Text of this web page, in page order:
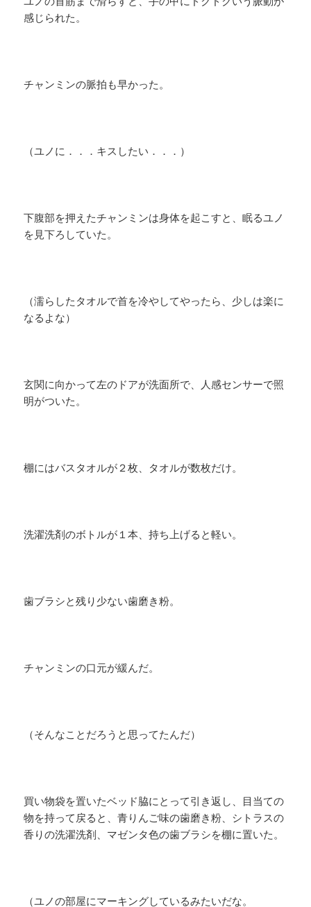
感じられた。
チャンミンの脈拍も早かった。
（ユノに．．．キスしたい．．．）
下腹部を押えたチャンミンは身体を起こすと、眠るユノ
を見下ろしていた。
（濡らしたタオルで首を冷やしてやったら、少しは楽に
なるよな）
玄関に向かって左のドアが洗面所で、人感センサーで照
明がついた。
棚にはバスタオルが２枚、タオルが数枚だけ。
洗濯洗剤のボトルが１本、持ち上げると軽い。
歯ブラシと残り少ない歯磨き粉。
チャンミンの口元が緩んだ。
（そんなことだろうと思ってたんだ）
買い物袋を置いたベッド脇にとって引き返し、目当ての
物を持って戻ると、青りんご味の歯磨き粉、シトラスの
香りの洗濯洗剤、マゼンタ色の歯ブラシを棚に置いた。
（ユノの部屋にマーキングしているみたいだな。